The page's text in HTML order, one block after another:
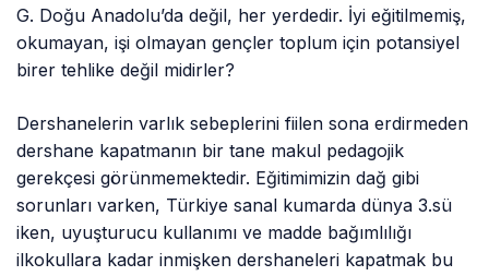
G. Doğu Anadolu’da değil, her yerdedir. İyi eğitilmemiş,
okumayan, işi olmayan gençler toplum için potansiyel
birer tehlike değil midirler?
Dershanelerin varlık sebeplerini fiilen sona erdirmeden
dershane kapatmanın bir tane makul pedagojik
gerekçesi görünmemektedir. Eğitimimizin dağ gibi
sorunları varken, Türkiye sanal kumarda dünya 3.sü
iken, uyuşturucu kullanımı ve madde bağımlılığı
ilkokullara kadar inmişken dershaneleri kapatmak bu